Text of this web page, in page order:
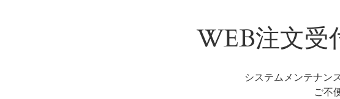
WEB注文受
システムメンテナン
ご不